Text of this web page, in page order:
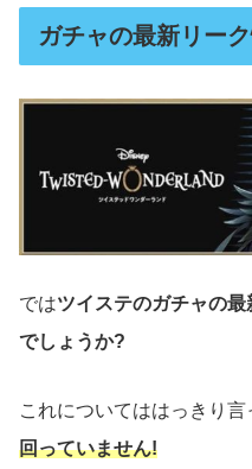
ガチャの最新リー
ではツイステのガチャの
でしょうか?
これについてははっきり言
回っていません!